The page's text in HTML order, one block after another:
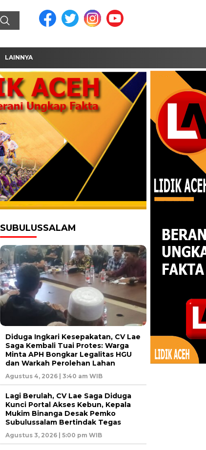
LAINNYA
SUBULUSSALAM
Diduga Ingkari Kesepakatan, CV Lae
Saga Kembali Tuai Protes: Warga
Minta APH Bongkar Legalitas HGU
dan Warkah Perolehan Lahan
Agustus 4, 2026 | 3:40 am WIB
Lagi Berulah, CV Lae Saga Diduga
Kunci Portal Akses Kebun, Kepala
Mukim Binanga Desak Pemko
Subulussalam Bertindak Tegas
Agustus 3, 2026 | 5:00 pm WIB